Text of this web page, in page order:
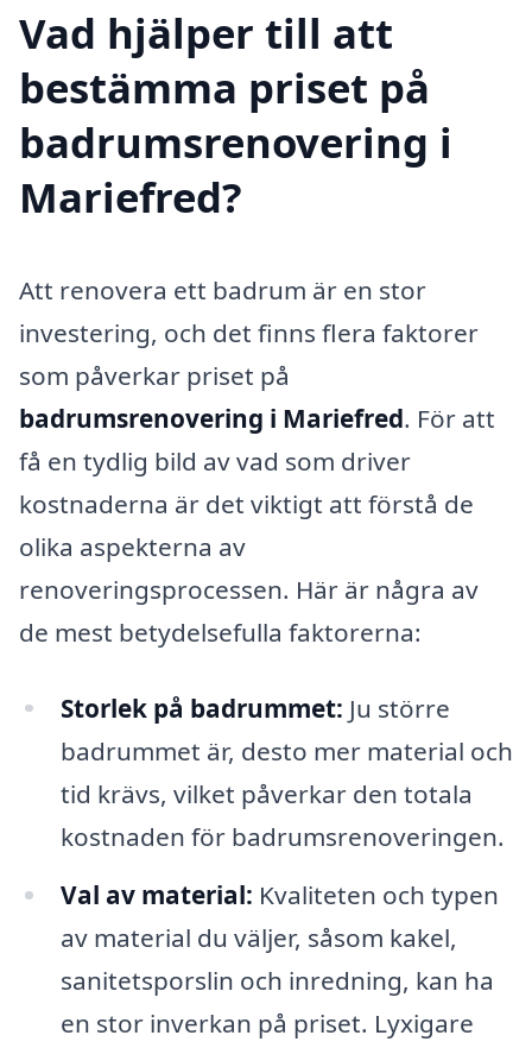
Vad hjälper till att
bestämma priset på
badrumsrenovering i
Mariefred?
Att renovera ett badrum är en stor
investering, och det finns flera faktorer
som påverkar priset på
badrumsrenovering i Mariefred. För att
få en tydlig bild av vad som driver
kostnaderna är det viktigt att förstå de
olika aspekterna av
renoveringsprocessen. Här är några av
de mest betydelsefulla faktorerna:
Storlek på badrummet: Ju större
badrummet är, desto mer material och
tid krävs, vilket påverkar den totala
kostnaden för badrumsrenoveringen.
Val av material: Kvaliteten och typen
av material du väljer, såsom kakel,
sanitetsporslin och inredning, kan ha
en stor inverkan på priset. Lyxigare